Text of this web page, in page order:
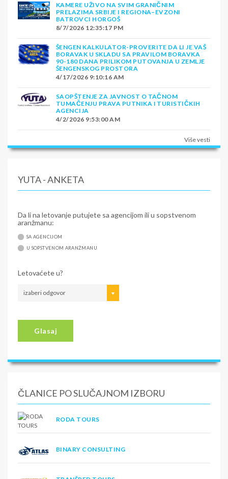
KAMERE UŽIVO NA SVIM GRANIČNIM
PRELAZIMA SRBIJE I REGIONA–EVZONI
BATROVCI HORGOŠ
8/7/2026 12:35:17 PM
ŠENGEN KALKULATOR-PROVERITE DA LI JE VAŠ
BORAVAK U SKLADU SA PRAVILOM BORAVKA
90-180 DANA PRILIKOM PUTOVANJA U ZEMLJE
ŠENGENSKOG PROSTORA
4/17/2026 9:10:16 AM
SAOPŠTENJE ZA JAVNOST O TAČNOM
TUMAČENJU PRAVA PUTNIKA I TURISTIČKIH
AGENCIJA
4/2/2026 9:53:00 AM
Više vesti
YUTA - ANKETA
Da li na letovanje putujete sa agencijom ili u sopstvenom
aranžmanu:
SA AGENCIJOM
U SOPSTVENOM ARANŽMANU
Letovaćete u?
izaberi odgovor
Glasaj
ČLANICE PO SLUČAJNOM IZBORU
RODA TOURS
BINARY CONSULTING